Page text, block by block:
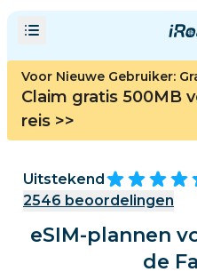
Voor Nieuwe Gebruiker:
Claim gratis 500MB
reis >>
Uitstekend
2546 beoordelingen
eSIM-plannen
de